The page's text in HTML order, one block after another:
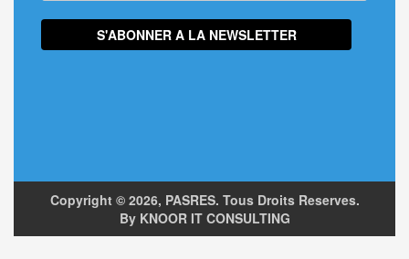
Copyright © 2026, PASRES. Tous Droits Reserves.
By KNOOR IT CONSULTING